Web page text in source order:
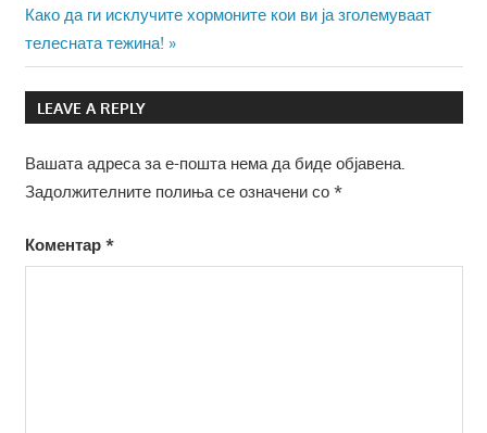
напис
Next
Post:
Како да ги исклучите хормоните кои ви ја зголемуваат
телесната тежина!
LEAVE A REPLY
Вашата адреса за е-пошта нема да биде објавена.
Задолжителните полиња се означени со *
Коментар *